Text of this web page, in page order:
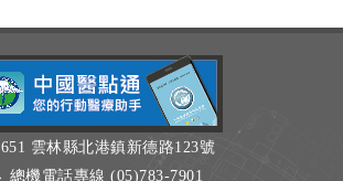
651 雲林縣北港鎮新德路123號
總機電話專線 (05)783-7901